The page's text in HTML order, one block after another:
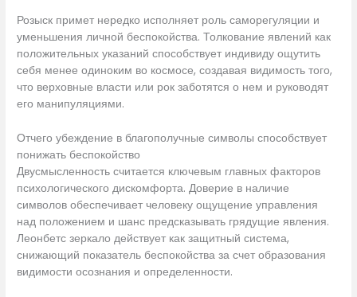
Розыск примет нередко исполняет роль саморегуляции и
уменьшения личной беспокойства. Толкование явлений как
положительных указаний способствует индивиду ощутить
себя менее одиноким во космосе, создавая видимость того,
что верховные власти или рок заботятся о нем и руководят
его манипуляциями.
Отчего убеждение в благополучные символы способствует
понижать беспокойство
Двусмысленность считается ключевым главных факторов
психологического дискомфорта. Доверие в наличие
символов обеспечивает человеку ощущение управления
над положением и шанс предсказывать грядущие явления.
Леонбетс зеркало действует как защитный система,
снижающий показатель беспокойства за счет образования
видимости осознания и определенности.